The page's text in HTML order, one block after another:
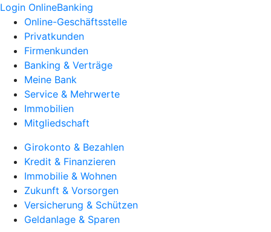
Login OnlineBanking
Online-Geschäftsstelle
Privatkunden
Firmenkunden
Banking & Verträge
Meine Bank
Service & Mehrwerte
Immobilien
Mitgliedschaft
Girokonto & Bezahlen
Kredit & Finanzieren
Immobilie & Wohnen
Zukunft & Vorsorgen
Versicherung & Schützen
Geldanlage & Sparen